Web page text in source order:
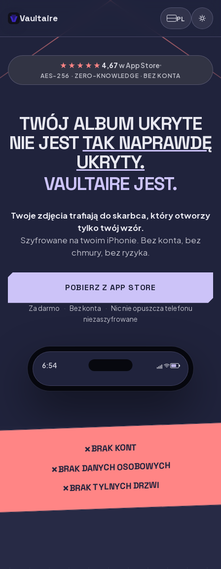
Vaultaire PL
★★★★★ 4,67w App Store
AES-256 · ZERO-KNOWLEDGE · BEZ KONTA
TWÓJ ALBUM UKRYTE
NIE JESTTAK NAPRAWDĘ
UKRYTY.
VAULTAIRE JEST.
Twoje zdjęcia trafiają do skarbca, który otworzy
tylko twój wzór.
Szyfrowane na twoim iPhonie. Bez konta, bez
chmury, bez ryzyka.
POBIERZ Z APP STORE
Za darmo · Bez konta · Nic nie opuszcza telefonu
niezaszyfrowane
6:54
Narysuj swój wzór
Vaultaire to lokalnie szyfrowana aplikacja skarbca dla iOS,
BRAK KONT
BRAK DANYCH OSOBOWYCH
BRAK TYLNYCH DRZWI